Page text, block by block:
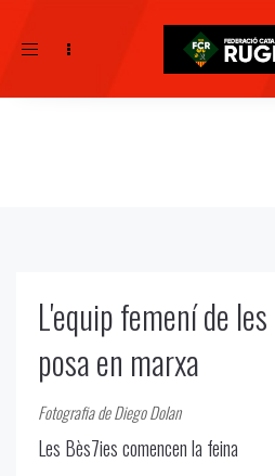
Toggle
L'equip femení de
posa en marxa
Fotografia de Diego Dolan
Les Bès7ies comencen la feina